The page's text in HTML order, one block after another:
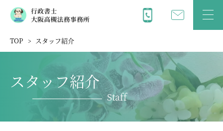
TOP スタッフ紹介
スタッフ紹介
Staff